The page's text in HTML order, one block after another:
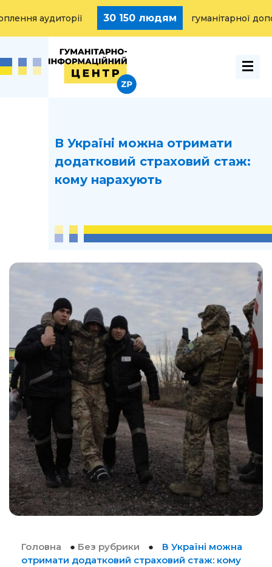
аудиторії 30 150 людям гуманітарної
В Україні можна отримати
додатковий страховий стаж:
кому нарахують
Головна ● Без рубрики ●
В Україні можна
отримати додатковий страховий стаж: кому